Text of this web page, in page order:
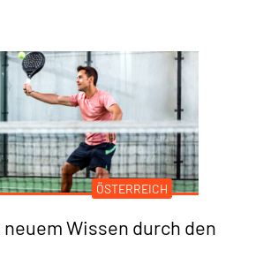
ÖSTERREICH
Wissen durch den